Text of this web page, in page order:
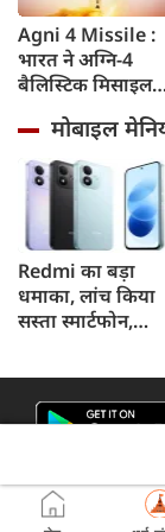
Agni 4 Missile :
भारत ने अग्नि-4
बैलिस्टिक मिसाइल
किया, 4,000 KM
तक मारक क्षमता
मोबाइल
Redmi का बड़ा
धमाका, लांच किया
सस्ता स्मार्टफोन,